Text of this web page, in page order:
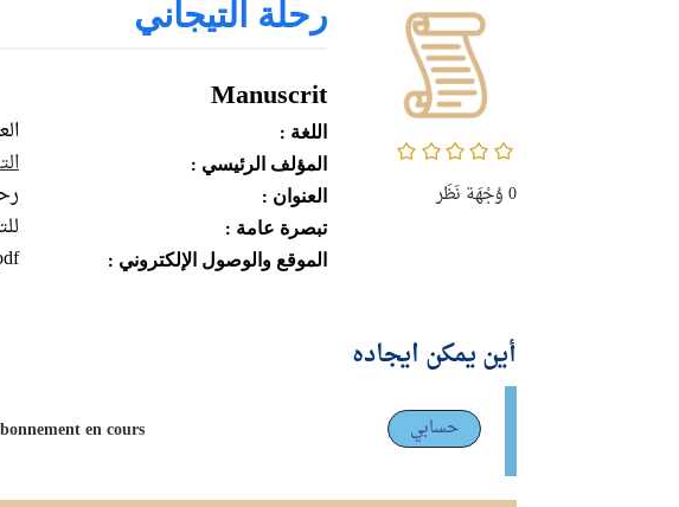
0/5
0وُجْهَة نَظَر
رحلة التيجاني
Manuscrit
اللغة :
المؤلف الرئيسي :
العنوان :
تبصرة عامة :
الموقع والوصول الإلكتروني :
أين يمكن ايجاده
en cours. حسابي